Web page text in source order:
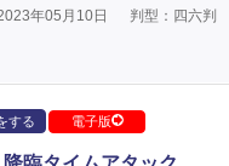
年05月10日 判型：四六判
する 電子版